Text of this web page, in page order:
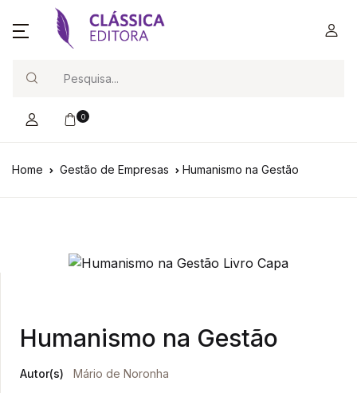
0
Home Gestão de Empresas Humanismo na Gestão
Humanismo na Gestão
Autor(s) Mário de Noronha